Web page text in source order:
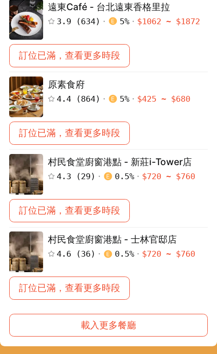
遠東Café - 台北遠東香格里拉
3.9 (634) 5% $1062 ~ $1872
訂位已滿，查看更多時段
原素食府
4.4 (864) 5% $425 ~ $680
訂位已滿，查看更多時段
村民食堂廚窗港點 - 新莊i-Tower店
4.3 (29 ) 0.5% $720 ~ $760
訂位已滿，查看更多時段
村民食堂廚窗港點 - 士林官邸店
4.6 (36 ) 0.5% $720 ~ $760
訂位已滿，查看更多時段
載入更多餐廳